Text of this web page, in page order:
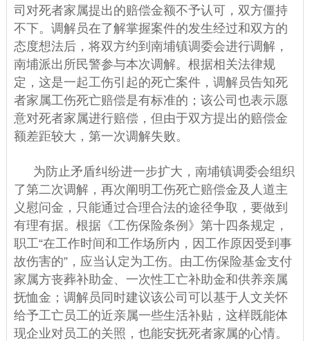
司对死者家属提出的赔偿金额不予认可，双方僵持
不下。调解员在了解掌握案件的发生经过和双方的
态度想法后，将双方约到南埔镇调委会进行调解，
南埔派出所民警参与本次调解。根据相关法律规
定，这是一起工伤引起的死亡案件，调解员告知死
者家属工伤死亡赔偿是有标准的；该公司也表示愿
意对死者家属进行赔偿，但由于双方提出的赔偿金
额差距较大，第一次调解失败。
为防止矛盾纠纷进一步扩大，南埔镇调委会组织
了第二次调解，再次阐明工伤死亡赔偿金及人道主
义慰问金，只能通过合理合法的途径争取，要做到
有理有据。根据《工伤保险条例》第十四条规定，
职工“在工作时间和工作场所内，因工作原因受到事
故伤害的”，应当认定为工伤。由工伤保险基金支付
家属方丧葬补助金、一次性工亡补助金和供养亲属
抚恤金；调解员同时建议该公司可以基于人文关怀
给予工亡员工的近亲属一些生活补贴，这样既能体
现企业对员工的关照，也能安抚死者家属的心情。